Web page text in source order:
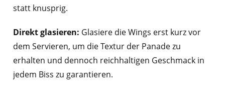
statt knusprig.
Direkt glasieren: Glasiere die Wings erst kurz vor
dem Servieren, um die Textur der Panade zu
erhalten und dennoch reichhaltigen Geschmack in
jedem Biss zu garantieren.